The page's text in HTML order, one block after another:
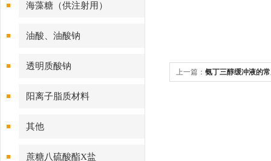
海藻糖（供注射用）
油酸、油酸钠
透明质酸钠
阳离子脂质材料
其他
蔗糖八硫酸酯X盐
上一篇： 氨丁三醇缓冲液的